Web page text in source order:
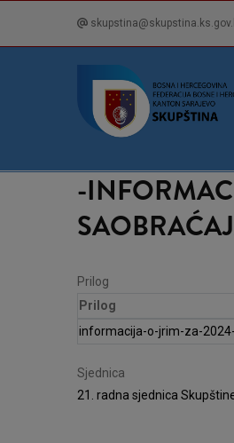
-
Prilog
Prilog
informacija-o-jrim-za-
Sjednica
21. radna sjednica